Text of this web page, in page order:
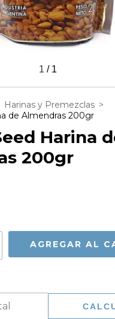
1 / 1
Harinas y Premezclas >
de Almendras 200gr
Harina
200gr